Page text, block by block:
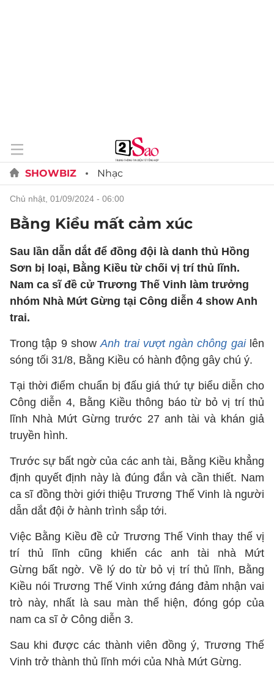
SHOWBIZ Nhạc
chủ nhật, 01/09/2024 - 06:00
Bằng Kiều mất cảm xúc
Sau lần dẫn dắt để đồng đội là danh thủ Hồng
Sơn bị loại, Bằng Kiều từ chối vị trí thủ lĩnh.
Nam ca sĩ đề cử Trương Thế Vinh làm trưởng
nhóm Nhà Mứt Gừng tại Công diễn 4 show Anh
trai.
Trong tập 9 showAnh trai vượt ngàn chông gailên
sóng tối 31/8, Bằng Kiều có hành động gây chú ý.
Tại thời điểm chuẩn bị đấu giá thứ tự biểu diễn cho
Công diễn 4, Bằng Kiều thông báo từ bỏ vị trí thủ
lĩnh Nhà Mứt Gừng trước 27 anh tài và khán giả
truyền hình.
Trước sự bất ngờ của các anh tài, Bằng Kiều khẳng
định quyết định này là đúng đắn và cần thiết. Nam
ca sĩ đồng thời giới thiệu Trương Thế Vinh là người
dẫn dắt đội ở hành trình sắp tới.
Việc Bằng Kiều đề cử Trương Thế Vinh thay thế vị
trí thủ lĩnh cũng khiến các anh tài nhà Mứt
Gừng bất ngờ. Về lý do từ bỏ vị trí thủ lĩnh, Bằng
Kiều nói Trương Thế Vinh xứng đáng đảm nhận vai
trò này, nhất là sau màn thể hiện, đóng góp của
nam ca sĩ ở Công diễn 3.
Sau khi được các thành viên đồng ý, Trương Thế
Vinh trở thành thủ lĩnh mới của Nhà Mứt Gừng.